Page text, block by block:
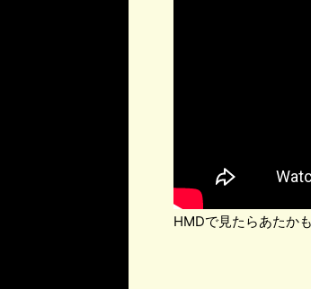
HMDで見たらあたか